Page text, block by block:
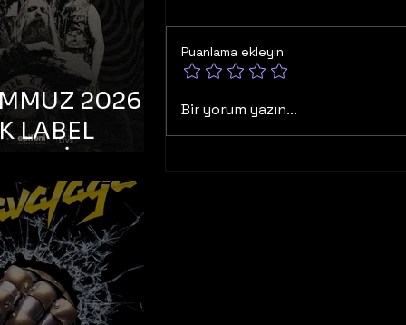
Puanlama ekleyin
Bir yorum yazın...
2026 –
LABEL
– İstanbul,
Park